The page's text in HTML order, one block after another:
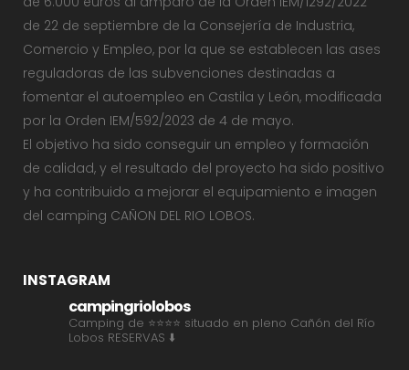
de 22 de septiembre de la Consejería de Industria,
Comercio y Empleo, por la que se establecen las ases
reguladoras de las subvenciones destinadas a
fomentar el autoempleo en Castila y León, modificada
por la Orden IEM/592/2023 de 4 de mayo.
El objetivo ha sido conseguir un empleo y formación
de calidad, y el resultado del proyecto ha sido positivo
y ha contribuido a mejorar el equipamiento e imagen
del camping CAÑON DEL RIO LOBOS.
INSTAGRAM
campingriolobos
Camping de ⭐⭐⭐⭐ situado en pleno Cañón del Río
Lobos RESERVAS ⬇️